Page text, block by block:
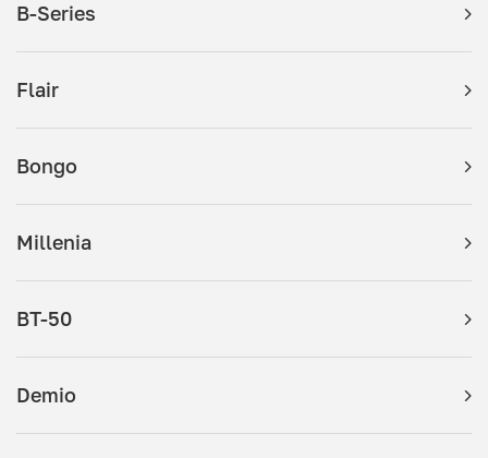
B-Series
Flair
Bongo
Millenia
BT-50
Demio